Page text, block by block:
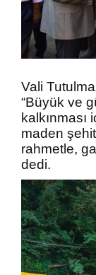
Vali
“Büyük ve
maden
rahmetle,
dedi.